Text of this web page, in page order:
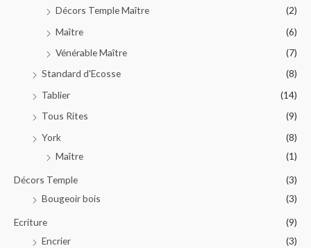
Décors Temple Maître
(2)
Maître
(6)
Vénérable Maître
(7)
Standard d'Ecosse
(8)
Tablier
(14)
Tous Rites
(9)
York
(8)
Maître
(1)
Décors Temple
(3)
Bougeoir bois
(3)
Ecriture
(9)
Encrier
(3)